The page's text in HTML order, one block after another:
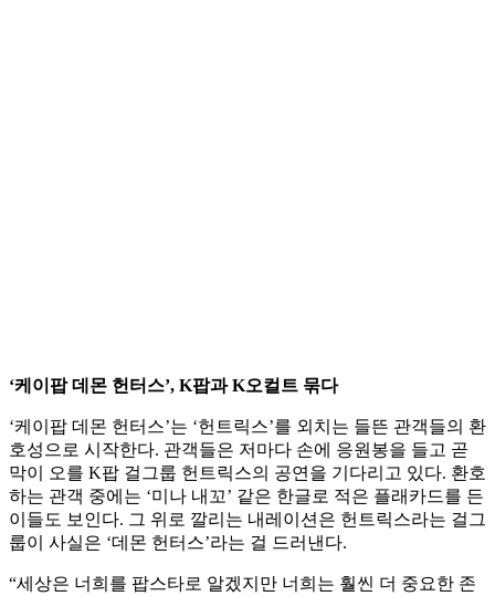
‘케이팝 데몬 헌터스’, K팝과 K오컬트 묶다
‘케이팝 데몬 헌터스’는 ‘헌트릭스’를 외치는 들뜬 관객들의 환
호성으로 시작한다. 관객들은 저마다 손에 응원봉을 들고 곧
막이 오를 K팝 걸그룹 헌트릭스의 공연을 기다리고 있다. 환호
하는 관객 중에는 ‘미나 내꼬’ 같은 한글로 적은 플래카드를 든
이들도 보인다. 그 위로 깔리는 내레이션은 헌트릭스라는 걸그
룹이 사실은 ‘데몬 헌터스’라는 걸 드러낸다.
“세상은 너희를 팝스타로 알겠지만 너희는 훨씬 더 중요한 존